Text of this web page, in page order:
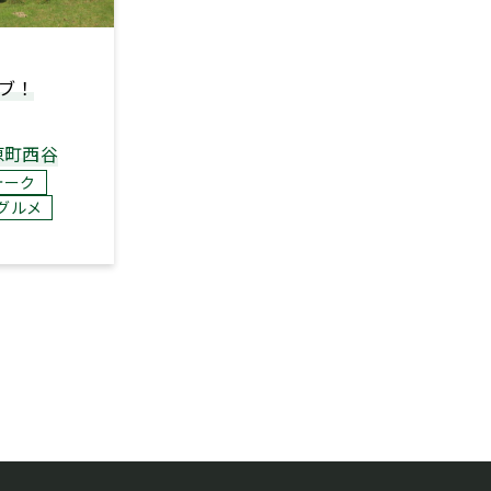
！
西谷
ク
ルメ